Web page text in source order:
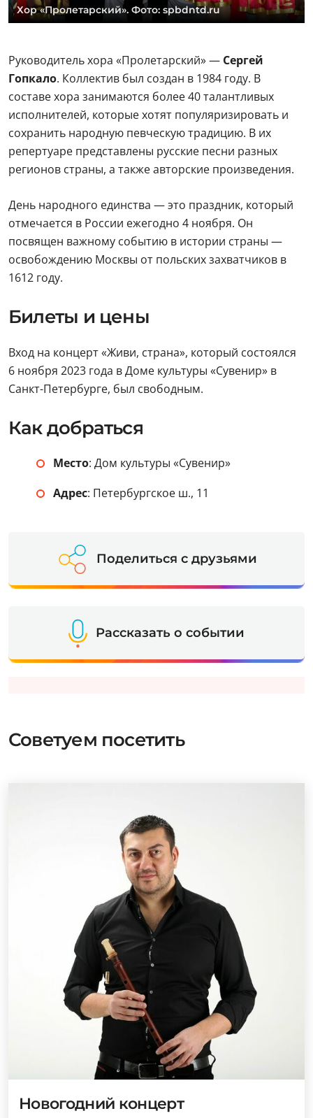
Хор «Пролетарский». Фото: spbdntd.ru
Руководитель хора «Пролетарский» — Сергей
Гопкало. Коллектив был создан в 1984 году. В
составе хора занимаются более 40 талантливых
исполнителей, которые хотят популяризировать и
сохранить народную певческую традицию. В их
репертуаре представлены русские песни разных
регионов страны, а также авторские произведения.
День народного единства — это праздник, который
отмечается в России ежегодно 4 ноября. Он
посвящен важному событию в истории страны —
освобождению Москвы от польских захватчиков в
1612 году.
Билеты и цены
Вход на концерт «Живи, страна», который состоялся
6 ноября 2023 года в Доме культуры «Сувенир» в
Санкт-Петербурге, был свободным.
Как добраться
Место: Дом культуры «Сувенир»
Адрес: Петербургское ш., 11
Поделиться с друзьями
Рассказать о событии
Советуем посетить
Новогодний концерт